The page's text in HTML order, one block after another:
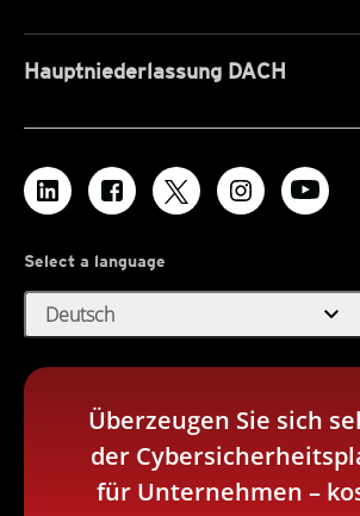
Hauptniederlassung DACH
Select a language
Deutsch expand_more
Überzeugen Sie sich
der
für Unternehmen –